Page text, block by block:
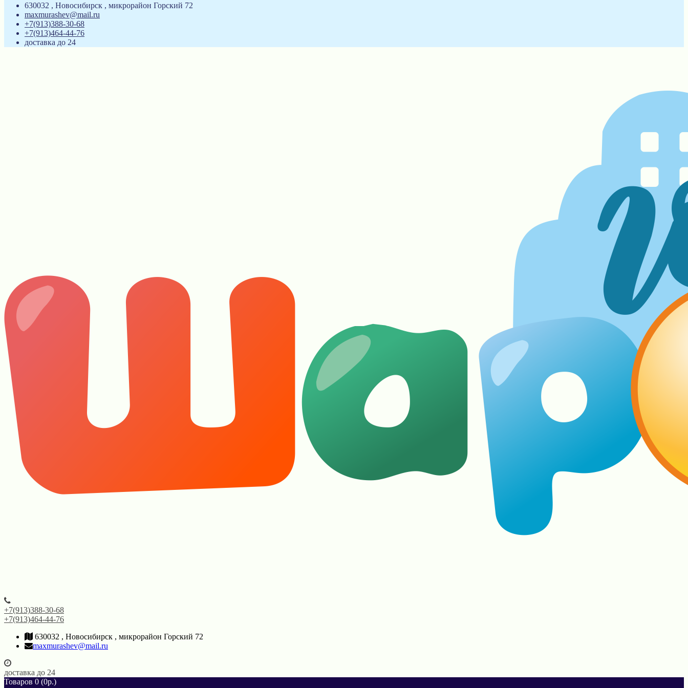
630032 , Новосибирск , микрорайон Горский 72
maxmurashev@mail.ru
+7(913)388-30-68
+7(913)464-44-76
доставка до 24
+7(913)388-30-68
+7(913)464-44-76
630032 , Новосибирск , микрорайон Горский 72
maxmurashev@mail.ru
доставка до 24
Товаров 0 (0р.)